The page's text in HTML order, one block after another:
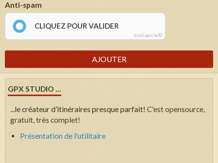
Anti-spam
CLIQUEZ POUR VALIDER
IconCaptcha ©
AJOUTER
GPX STUDIO ...
...le créateur d’itinéraires presque parfait! C'est opensource,
gratuit, très complet!
Présentation de l'utilitaire